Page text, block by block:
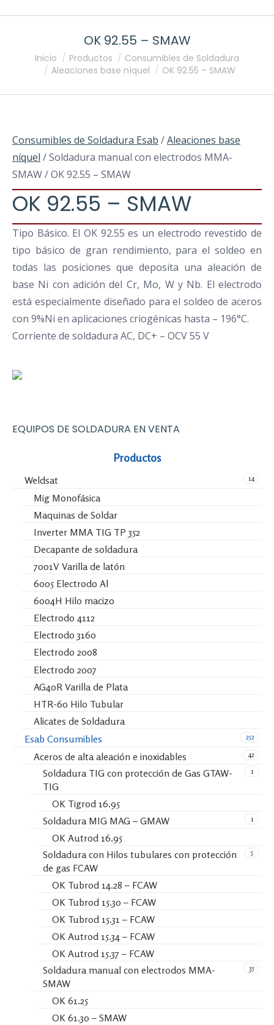
OK 92.55 – SMAW
Estás aquí:
Inicio Productos
Consumibles de Soldadura
Aleaciones base níquel
OK 92.55 – SMAW
Consumibles de Soldadura Esab /Aleaciones base
níquel / Soldadura manual con electrodos MMA-
SMAW / OK 92.55 – SMAW
OK 92.55 – SMAW
Tipo Básico. El OK 92.55 es un electrodo revestido de
tipo básico de gran rendimiento, para el soldeo en
todas las posiciones que deposita una aleación de
base Ni con adición del Cr, Mo, W y Nb. El electrodo
está especialmente diseñado para el soldeo de aceros
con 9%Ni en aplicaciones criogénicas hasta – 196°C.
Corriente de soldadura AC, DC+ – OCV 55 V
EQUIPOS DE SOLDADURA EN VENTA
Productos
14
Weldsat
Mig Monofásica
Maquinas de Soldar
Inverter MMA TIG TP 352
Decapante de soldadura
7001V Varilla de latón
6005 Electrodo Al
6004H Hilo macizo
Electrodo 4112
Electrodo 3160
Electrodo 2008
Electrodo 2007
AG40R Varilla de Plata
HTR-60 Hilo Tubular
Alicates de Soldadura
252
Esab Consumibles
42
Aceros de alta aleación e inoxidables
1
Soldadura TIG con protección de Gas GTAW-
TIG
OK Tigrod 16.95
1
Soldadura MIG MAG – GMAW
OK Autrod 16.95
5
Soldadura con Hilos tubulares con protección
de gas FCAW
OK Tubrod 14.28 – FCAW
OK Tubrod 15.30 – FCAW
OK Tubrod 15.31 – FCAW
OK Autrod 15.34 – FCAW
OK Autrod 15.37 – FCAW
35
Soldadura manual con electrodos MMA-
SMAW
OK 61.25
OK 61.30 – SMAW